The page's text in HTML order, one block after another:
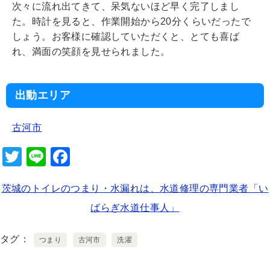
次々に流れ出てきて、呆気ないほど早く完了しまし
た。時計を見ると、作業開始から20分くらいだったで
しょう。お客様に確認していただくと、とても喜ば
れ、満面の笑顔を見せられました。
出動エリア
古河市
T
tt
Li
e c
b
茨城のトイレのつまり・水漏れは、水道修理の専門業者「い
ばらぎ水道仕事人」
タグ つまり 古河市 洗濯